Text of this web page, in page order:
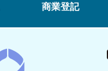
商業登記